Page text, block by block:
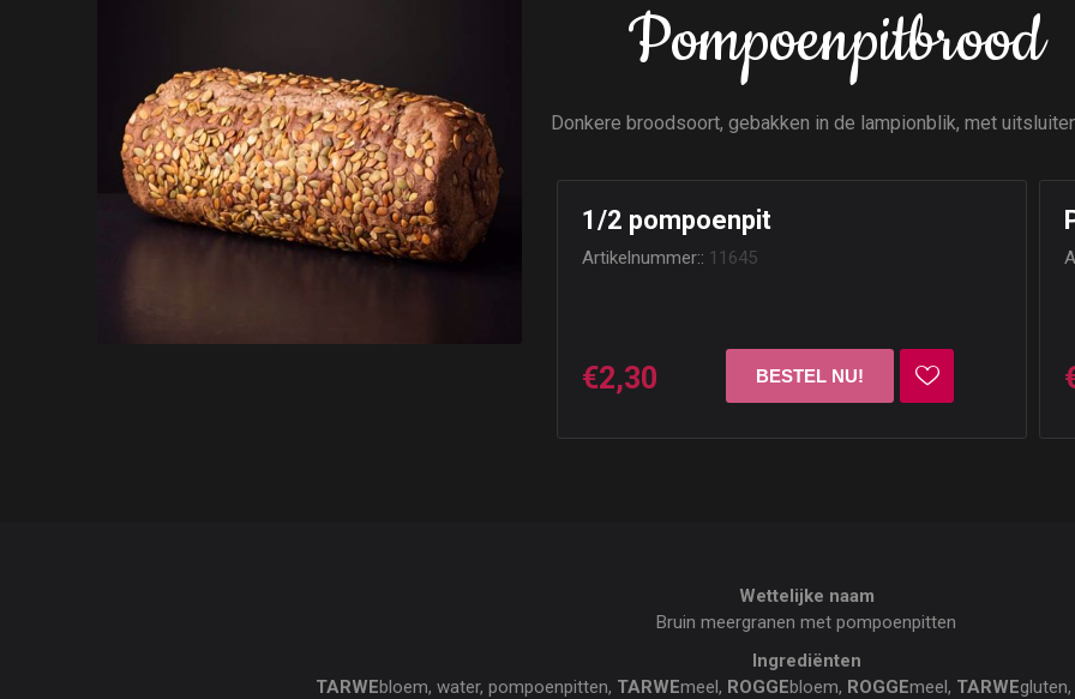
Pompoenpitbrood
Donkere broodsoort, gebakken in de lampionblik, met
1/2 pompoenpit
Artikelnummer:: 11645
€2,30
Wettelijke naam
Bruin meergranen met pompoenpitten
Ingrediënten
TARWEbloem, water, pompoenpitten, TARWEmeel, ROGGEbloem, ROGGEmeel, TARWE